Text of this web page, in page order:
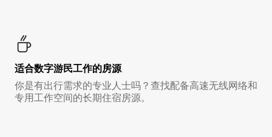
适合数字游民工作的房源
你是有出行需求的专业人士吗？查找配备高速无线网络和
专用工作空间的长期住宿房源。